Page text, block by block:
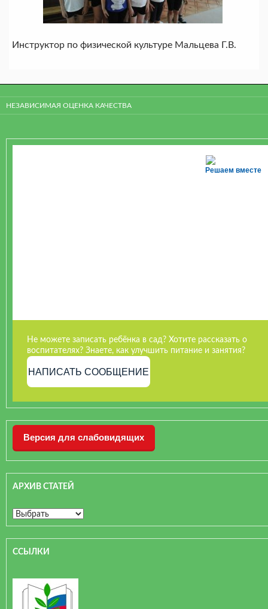
Инструктор по физической культуре Мальцева Г.В.
НЕЗАВИСИМАЯ ОЦЕНКА КАЧЕСТВА
Решаем вместе
Не можете записать ребёнка в сад? Хотите рассказать о
воспитателях? Знаете, как улучшить питание и занятия?
НАПИСАТЬ СООБЩЕНИЕ
Версия для слабовидящих
АРХИВ СТАТЕЙ
ССЫЛКИ